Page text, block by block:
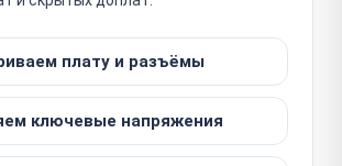
плату и разъёмы
ключевые напряжения